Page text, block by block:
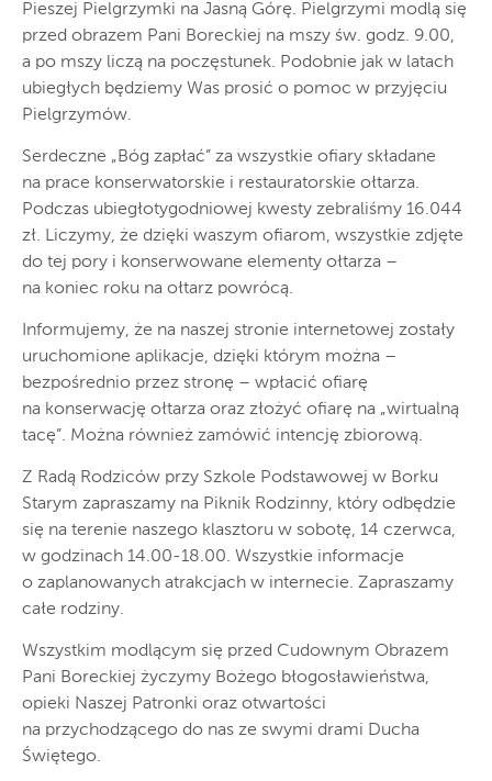
Pieszej Pielgrzymki na Jasną Górę. Pielgrzymi modlą się
przed obrazem Pani Boreckiej na mszy św. godz. 9.00,
a po mszy liczą na poczęstunek. Podobnie jak w latach
ubiegłych będziemy Was prosić o pomoc w przyjęciu
Pielgrzymów.
Serdeczne „Bóg zapłać” za wszystkie ofiary składane
na prace konserwatorskie i restauratorskie ołtarza.
Podczas ubiegłotygodniowej kwesty zebraliśmy 16.044
zł. Liczymy, że dzięki waszym ofiarom, wszystkie zdjęte
do tej pory i konserwowane elementy ołtarza –
na koniec roku na ołtarz powrócą.
Informujemy, że na naszej stronie internetowej zostały
uruchomione aplikacje, dzięki którym można –
bezpośrednio przez stronę – wpłacić ofiarę
na konserwację ołtarza oraz złożyć ofiarę na „wirtualną
tacę”. Można również zamówić intencję zbiorową.
Z Radą Rodziców przy Szkole Podstawowej w Borku
Starym zapraszamy na Piknik Rodzinny, który odbędzie
się na terenie naszego klasztoru w sobotę, 14 czerwca,
w godzinach 14.00-18.00. Wszystkie informacje
o zaplanowanych atrakcjach w internecie. Zapraszamy
całe rodziny.
Wszystkim modlącym się przed Cudownym Obrazem
Pani Boreckiej życzymy Bożego błogosławieństwa,
opieki Naszej Patronki oraz otwartości
na przychodzącego do nas ze swymi drami Ducha
Świętego.